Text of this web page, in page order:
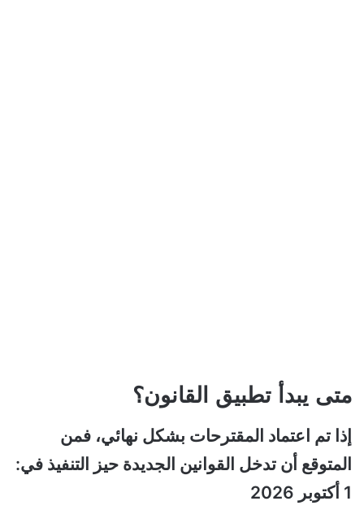
متى يبدأ تطبيق القانون؟
إذا تم اعتماد المقترحات بشكل نهائي، فمن
المتوقع أن تدخل القوانين الجديدة حيز التنفيذ في:
1 أكتوبر 2026